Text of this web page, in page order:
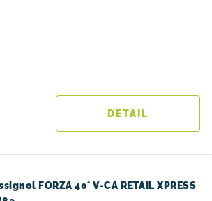
FORZA 40° V-CA RETAIL XPRESS